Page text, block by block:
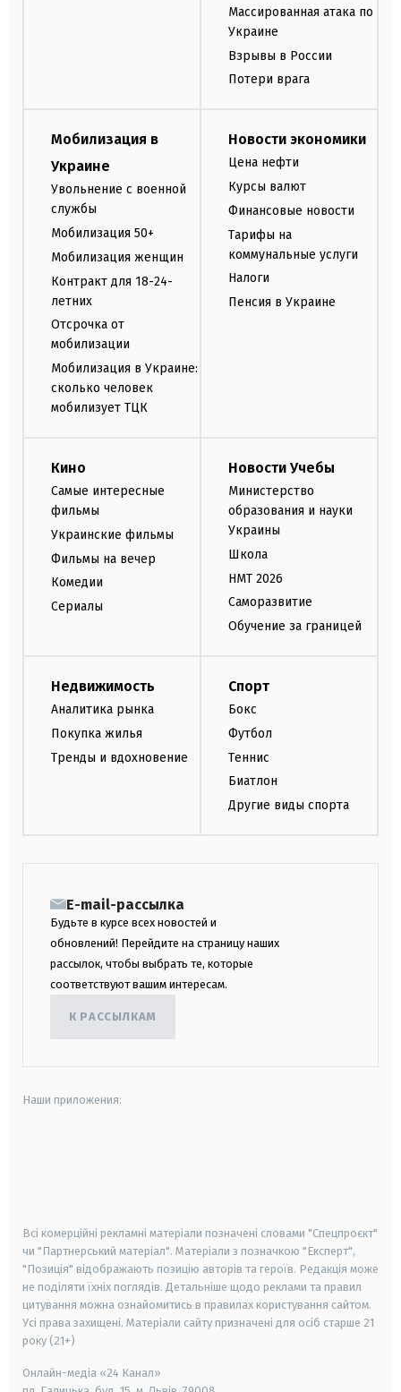
Массированная атака по
Украине
Взрывы в России
Потери врага
Мобилизация в
Украине
Увольнение с военной
службы
Мобилизация 50+
Мобилизация женщин
Контракт для 18-24-
летних
Отсрочка от
мобилизации
Мобилизация в Украине:
сколько человек
мобилизует ТЦК
Новости экономики
Цена нефти
Курсы валют
Финансовые новости
Тарифы на
коммунальные услуги
Налоги
Пенсия в Украине
Кино
Самые интересные
фильмы
Украинские фильмы
Фильмы на вечер
Комедии
Сериалы
Новости Учебы
Министерство
образования и науки
Украины
Школа
НМТ 2026
Саморазвитие
Обучение за границей
Недвижимость
Аналитика рынка
Покупка жилья
Тренды и вдохновение
Спорт
Бокс
Футбол
Теннис
Биатлон
Другие виды спорта
E-mail-рассылка
Будьте в курсе всех новостей и
обновлений! Перейдите на страницу наших
рассылок, чтобы выбрать те, которые
соответствуют вашим интересам.
К РАССЫЛКАМ
Наши приложения:
Всі комерційні рекламні матеріали позначені словами "Спецпроєкт"
чи "Партнерський матеріал". Матеріали з позначкою "Експерт",
"Позиція" відображають позицію авторів та героїв. Редакція може
не поділяти їхніх поглядів. Детальніше щодо реклами та правил
цитування можна ознайомитись в правилах користування сайтом.
Усі права захищені. Матеріали сайту призначені для осіб старше 21
року (21+)
Онлайн-медіа «24 Канал»